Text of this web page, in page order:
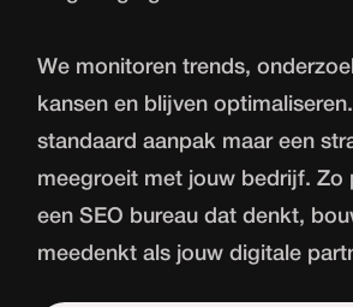
We monitoren trends,
kansen en blijven
standaard aanpak maar een
meegroeit met jouw bedrijf. Zo
een SEO bureau dat denkt,
meedenkt als jouw digitale